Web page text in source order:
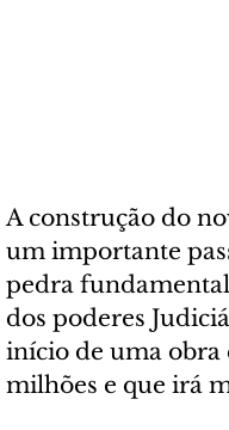
A construção do
um importante
pedra
dos poderes
início de uma obra
milhões e que irá